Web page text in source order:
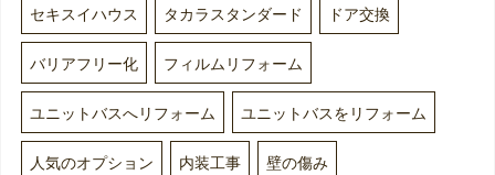
セキスイハウス タカラスタンダード ドア交換
バリアフリー化 フィルムリフォーム
ユニットバスへリフォーム ユニットバスをリフォーム
人気のオプション 内装工事 壁の傷み